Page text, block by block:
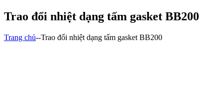
Trao đổi nhiệt dạng tấm gasket BB200
Trang chủ--Trao đổi nhiệt dạng tấm gasket BB200